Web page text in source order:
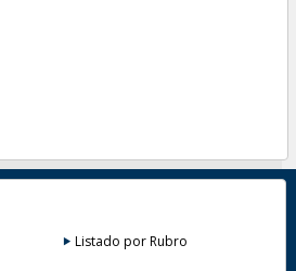
Listado por Rubro